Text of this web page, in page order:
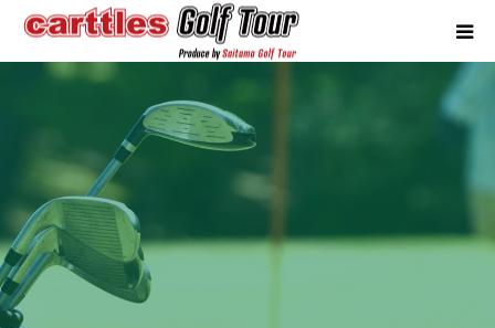
競技概要
年間スケジュール
試合報告